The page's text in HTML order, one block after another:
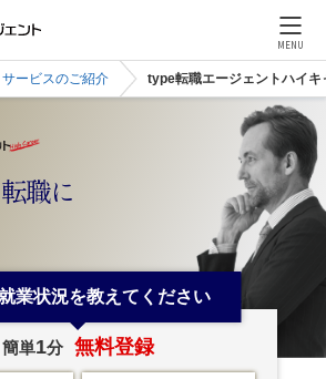
MENU
ービスのご紹介 type転職エージェントハイキ
職に
業状況を教えてください
簡単1分 無料登録